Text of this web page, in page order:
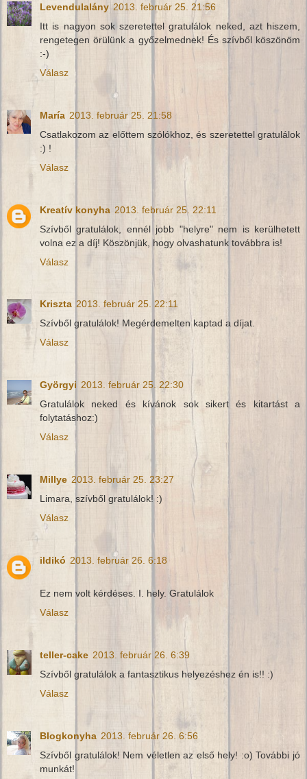
Levendulalány 2013. február 25. 21:56
Itt is nagyon sok szeretettel gratulálok neked, azt hiszem,
rengetegen örülünk a győzelmednek! És szívből köszönöm
:-)
Válasz
María 2013. február 25. 21:58
Csatlakozom az előttem szólókhoz, és szeretettel gratulálok
:) !
Válasz
Kreatív konyha 2013. február 25. 22:11
Szívből gratulálok, ennél jobb "helyre" nem is kerülhetett
volna ez a díj! Köszönjük, hogy olvashatunk továbbra is!
Válasz
Kriszta 2013. február 25. 22:11
Szívből gratulálok! Megérdemelten kaptad a díjat.
Válasz
Györgyi 2013. február 25. 22:30
Gratulálok neked és kívánok sok sikert és kitartást a
folytatáshoz:)
Válasz
Millye 2013. február 25. 23:27
Limara, szívből gratulálok! :)
Válasz
ildikó 2013. február 26. 6:18
Ez nem volt kérdéses. I. hely. Gratulálok
Válasz
teller-cake 2013. február 26. 6:39
Szívből gratulálok a fantasztikus helyezéshez én is!! :)
Válasz
Blogkonyha 2013. február 26. 6:56
Szívből gratulálok! Nem véletlen az első hely! :o) További jó
munkát!